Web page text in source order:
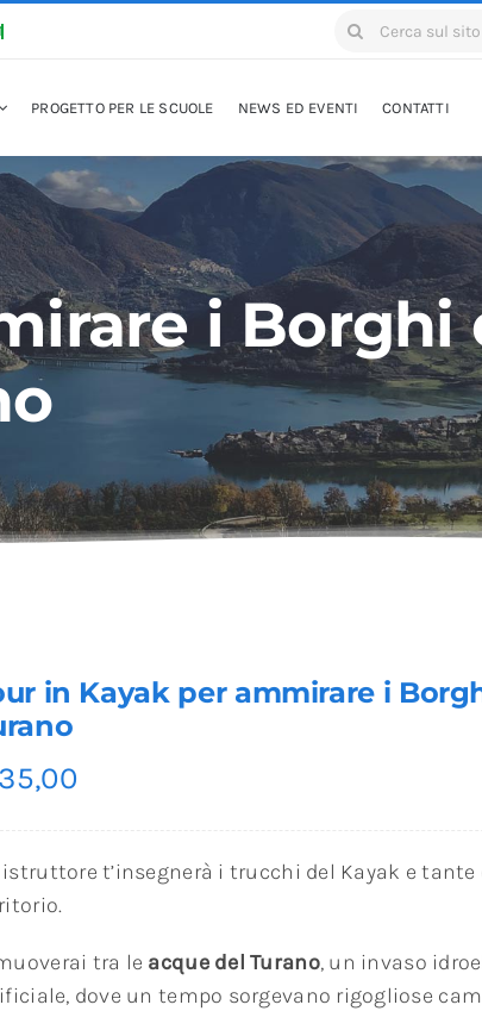
Cerca
PROGETTO PER LE SCUOLE NEWS ED EVENTI CONTATTI
i Borghi
in Kayak per ammirare i
35,00
istruttore t’insegnerà i trucchi del Kayak e
tra le acque del Turano, un invaso
dove un tempo sorgevano rigogliose